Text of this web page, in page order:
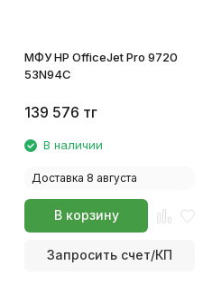
МФУ HP OfficeJet Pro 9720
53N94C
139 576 тг
В наличии
Доставка 8 августа
В корзину
Запросить счет/КП